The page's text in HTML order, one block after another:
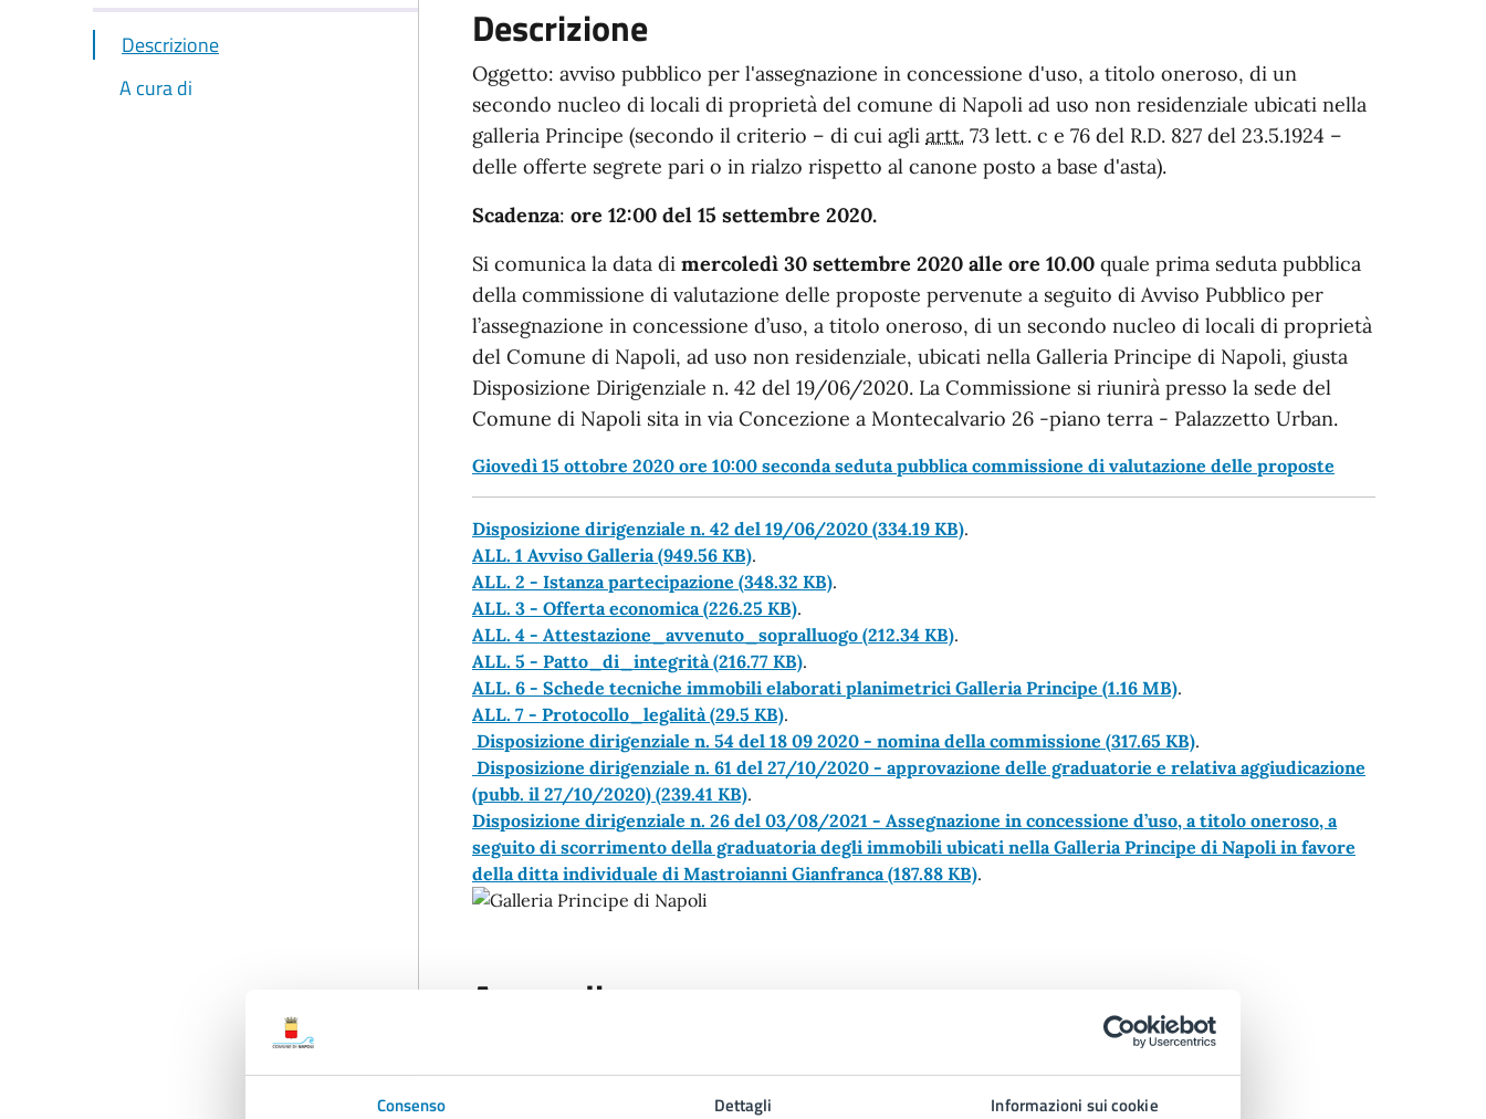
Consenso Dettagli Informazioni sui cookie
Descrizione
A cura di
Descrizione
Oggetto: avviso pubblico per l'assegnazione in concessione d'uso, a titolo oneroso, di un
secondo nucleo di locali di proprietà del comune di Napoli ad uso non residenziale ubicati nella
galleria Principe (secondo il criterio – di cui agli artt. 73 lett. c e 76 del R.D. 827 del 23.5.1924 –
delle offerte segrete pari o in rialzo rispetto al canone posto a base d'asta).
Scadenza: ore 12:00 del 15 settembre 2020.
Si comunica la data di mercoledì 30 settembre 2020 alle ore 10.00 quale prima seduta pubblica
della commissione di valutazione delle proposte pervenute a seguito di Avviso Pubblico per
l’assegnazione in concessione d’uso, a titolo oneroso, di un secondo nucleo di locali di proprietà
del Comune di Napoli, ad uso non residenziale, ubicati nella Galleria Principe di Napoli, giusta
Disposizione Dirigenziale n. 42 del 19/06/2020. La Commissione si riunirà presso la sede del
Comune di Napoli sita in via Concezione a Montecalvario 26 -piano terra - Palazzetto Urban.
Giovedì 15 ottobre 2020 ore 10:00 seconda seduta pubblica commissione di valutazione delle proposte
Disposizione dirigenziale n. 42 del 19/06/2020 (334.19 KB).
ALL. 1 Avviso Galleria(949.56 KB).
ALL. 2 - Istanza partecipazione (348.32 KB).
ALL. 3 - Offerta economica(226.25 KB).
ALL. 4 - Attestazione_avvenuto_sopralluogo (212.34 KB).
ALL. 5 - Patto_di_integrità(216.77 KB).
ALL. 6 - Schede tecniche immobili elaborati planimetrici Galleria Principe (1.16 MB).
ALL. 7 - Protocollo_legalità(29.5 KB).
Disposizione dirigenziale n. 54 del 18 09 2020 - nomina della commissione (317.65 KB).
Disposizione dirigenziale n. 61 del 27/10/2020 - approvazione delle graduatorie e relativa aggiudicazione
(pubb. il 27/10/2020) (239.41 KB).
Disposizione dirigenziale n. 26 del 03/08/2021 - Assegnazione in concessione d’uso, a titolo oneroso, a
seguito di scorrimento della graduatoria degli immobili ubicati nella Galleria Principe di Napoli in favore
della ditta individuale di Mastroianni Gianfranca(187.88 KB).
A cura di